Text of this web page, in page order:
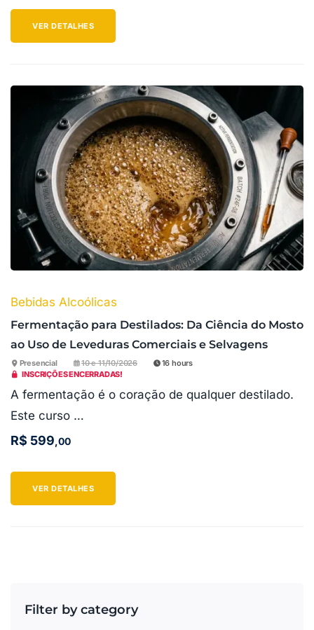
Filter by category
VER DETALHES
Bebidas Alcoólicas
Fermentação para Destilados: Da Ciência do Mosto
ao Uso de Leveduras Comerciais e Selvagens
Presencial 10 e 11/10/2026
16 hours
INSCRIÇÕES ENCERRADAS!
A fermentação é o coração de qualquer destilado.
Este curso …
R$ 599,00
VER DETALHES